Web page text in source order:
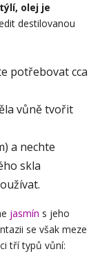
olej je
destilovanou
potřebovat cca
vůně tvořit
a nechte
skla
jasmín s jeho
se však meze
tří typů vůní: